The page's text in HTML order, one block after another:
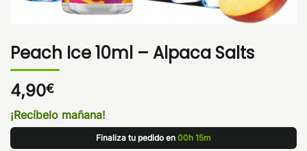
Peach Ice 10ml – Alpaca Salts
4,90€
¡Recíbelo mañana!
Finaliza tu pedido en 00h 15m